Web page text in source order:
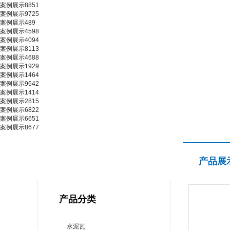
案例展示8851
案例展示9725
案例展示489
案例展示4598
案例展示4094
案例展示8113
案例展示4688
案例展示1929
案例展示1464
案例展示9642
案例展示1414
案例展示2815
案例展示6822
案例展示6651
案例展示8677
产品分类
水泥瓦
产品展